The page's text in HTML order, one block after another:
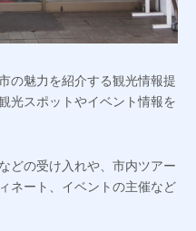
の魅力を紹介する観光情報提
光スポットやイベント情報を
どの受け入れや、市内ツアー
ネート、イベントの主催など